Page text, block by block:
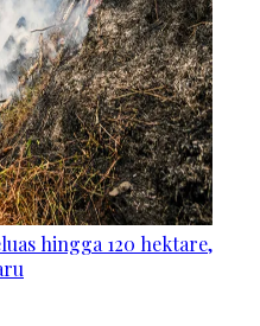
hingga 120 hektare,